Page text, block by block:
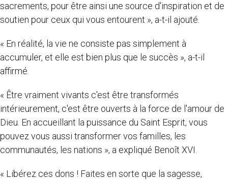
sacrements, pour être ainsi une source d'inspiration et de
soutien pour ceux qui vous entourent », a-t-il ajouté.
« En réalité, la vie ne consiste pas simplement à
accumuler, et elle est bien plus que le succès », a-t-il
affirmé.
« Être vraiment vivants c'est être transformés
intérieurement, c'est être ouverts à la force de l'amour de
Dieu. En accueillant la puissance du Saint Esprit, vous
pouvez vous aussi transformer vos familles, les
communautés, les nations », a expliqué Benoît XVI.
« Libérez ces dons ! Faites en sorte que la sagesse,